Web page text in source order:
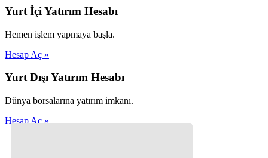
Yurt İçi Yatırım Hesabı
Hemen işlem yapmaya başla.
Hesap Aç »
Yurt Dışı Yatırım Hesabı
Dünya borsalarına yatırım imkanı.
Hesap Aç »